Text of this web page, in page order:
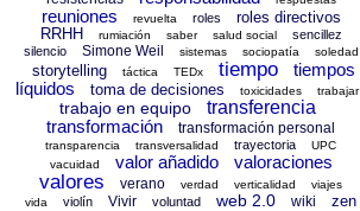
reuniones revuelta roles
roles directivos
RRHH
rumiación saber salud social
sencillez
silencio
Simone Weil sistemas sociopatía soledad
storytelling táctica TEDx tiempo
tiempos
líquidos
toma de decisiones toxicidades trabajar
trabajo en equipo
transferencia
transformación
transformación personal
transparencia transversalidad trayectoria
UPC
vacuidad
valor añadido valoraciones
valores verano verdad verticalidad
viajes
vida
violín Vivir voluntad web 2.0 wiki zen